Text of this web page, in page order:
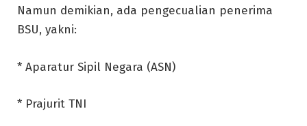
Namun demikian, ada pengecualian penerima
BSU, yakni:
* Aparatur Sipil Negara (ASN)
* Prajurit TNI